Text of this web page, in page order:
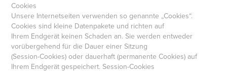
Cookies
Unsere Internetseiten verwenden so genannte „Cookies“.
Cookies sind kleine Datenpakete und richten auf
Ihrem Endgerät keinen Schaden an. Sie werden entweder
vorübergehend für die Dauer einer Sitzung
(Session-Cookies) oder dauerhaft (permanente Cookies) auf
Ihrem Endgerät gespeichert. Session-Cookies